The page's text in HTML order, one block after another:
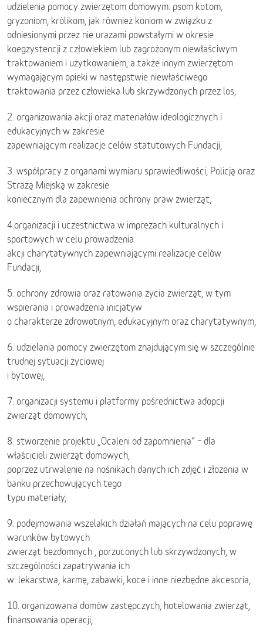
udzielenia pomocy zwierzętom domowym: psom kotom,
gryzoniom, królikom, jak również koniom w związku z
odniesionymi przez nie urazami powstałymi w okresie
koegzystencji z człowiekiem lub zagrożonym niewłaściwym
traktowaniem i użytkowaniem, a także innym zwierzętom
wymagającym opieki w następstwie niewłaściwego
traktowania przez człowieka lub skrzywdzonych przez los,
2. organizowania akcji oraz materiałów ideologicznych i
edukacyjnych w zakresie
zapewniającym realizacje celów statutowych Fundacji,
3. współpracy z organami wymiaru sprawiedliwości, Policją oraz
Strażą Miejską w zakresie
koniecznym dla zapewnienia ochrony praw zwierząt,
4.organizacji i uczestnictwa w imprezach kulturalnych i
sportowych w celu prowadzenia
akcji charytatywnych zapewniającymi realizacje celów
Fundacji,
5. ochrony zdrowia oraz ratowania życia zwierząt, w tym
wspierania i prowadzenia inicjatyw
o charakterze zdrowotnym, edukacyjnym oraz charytatywnym,
6. udzielania pomocy zwierzętom znajdującym się w szczególnie
trudnej sytuacji życiowej
i bytowej,
7. organizacji systemu i platformy pośrednictwa adopcji
zwierząt domowych,
8. stworzenie projektu „Ocaleni od zapomnienia” – dla
właścicieli zwierząt domowych,
poprzez utrwalenie na nośnikach danych ich zdjęć i złożenia w
banku przechowujących tego
typu materiały,
9. podejmowania wszelakich działań mających na celu poprawę
warunków bytowych
zwierząt bezdomnych , porzuconych lub skrzywdzonych, w
szczególności zapatrywania ich
w: lekarstwa, karmę, zabawki, koce i inne niezbędne akcesoria,
10. organizowania domów zastępczych, hotelowania zwierząt,
finansowania operacji,